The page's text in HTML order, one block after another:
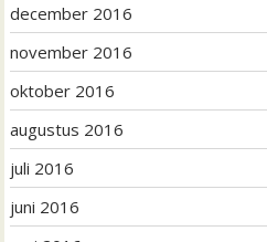
december 2016
november 2016
oktober 2016
augustus 2016
juli 2016
juni 2016